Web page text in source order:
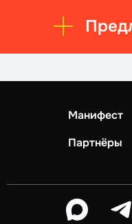
Манифест
Партнёры